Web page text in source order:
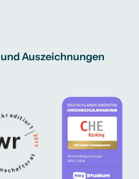
Auszeichnungen